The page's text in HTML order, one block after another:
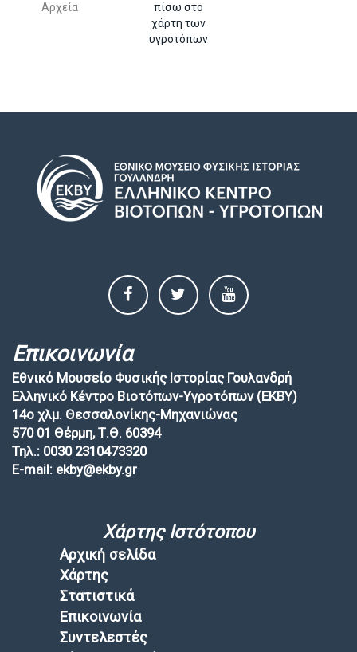
Αρχεία
πίσω στο
χάρτη των
υγροτόπων
Επικοινωνία
Εθνικό Μουσείο Φυσικής Ιστορίας Γουλανδρή
Ελληνικό Κέντρο Βιοτόπων-Υγροτόπων (EKBY)
14ο χλμ. Θεσσαλονίκης-Μηχανιώνας
570 01 Θέρμη, Τ.Θ. 60394
Τηλ.: 0030 2310473320
E-mail: ekby@ekby.gr
Χάρτης Ιστότοπου
Αρχική σελίδα
Χάρτης
Στατιστικά
Επικοινωνία
Συντελεστές